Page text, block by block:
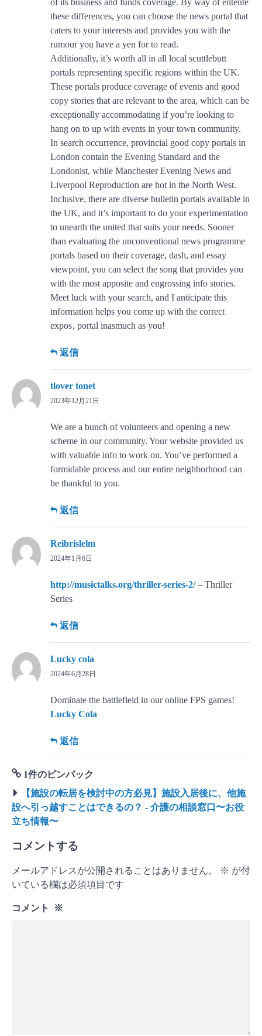
these differences, you can choose the news portal that
caters to your interests and provides you with the
rumour you have a yen for to read.
Additionally, it’s worth all in all local scuttlebutt
portals representing specific regions within the UK.
These portals produce coverage of events and good
copy stories that are relevant to the area, which can be
exceptionally accommodating if you’re looking to
hang on to up with events in your town community.
In search occurrence, provincial good copy portals in
London contain the Evening Standard and the
Londonist, while Manchester Evening News and
Liverpool Reproduction are hot in the North West.
Inclusive, there are diverse bulletin portals available in
the UK, and it’s important to do your experimentation
to unearth the united that suits your needs. Sooner
than evaluating the unconventional news programme
portals based on their coverage, dash, and essay
viewpoint, you can select the song that provides you
with the most apposite and engrossing info stories.
Meet luck with your search, and I anticipate this
information helps you come up with the correct
expos‚ portal inasmuch as you!
返信
tlover tonet
2023年12月21日
We are a bunch of volunteers and opening a new
scheme in our community. Your website provided us
with valuable info to work on. You’ve performed a
formidable process and our entire neighborhood can
be thankful to you.
返信
Reibrislelm
2024年1月6日
http://musictalks.org/thriller-series-2/– Thriller
Series
返信
Lucky cola
2024年6月28日
Dominate the battlefield in our online FPS games!
Lucky Cola
返信
1件のピンバック
【施設の転居を検討中の方必見】施設入居後に、他施
設へ引っ越すことはできるの？ - 介護の相談窓口〜お役
立ち情報〜
コメントする
メールアドレスが公開されることはありません。 ※ が付
いている欄は必須項目です
コメント ※